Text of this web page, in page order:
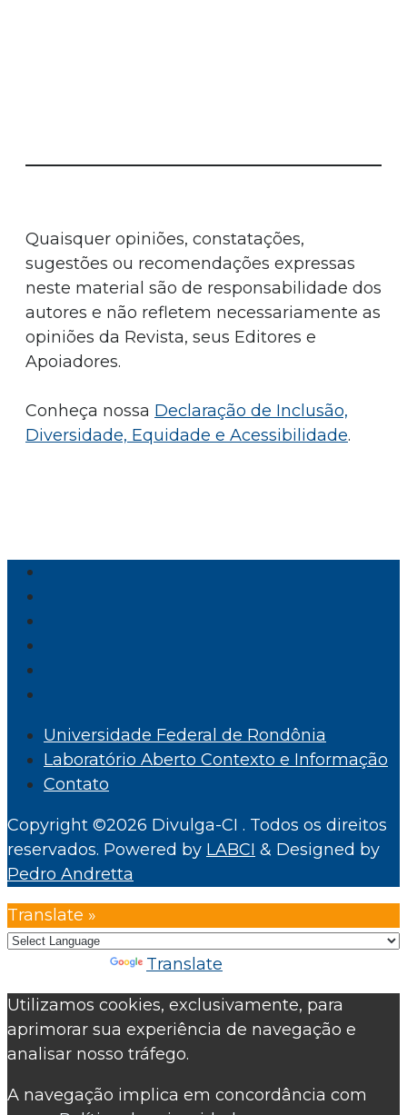
Quaisquer opiniões, constatações,
sugestões ou recomendações expressas
neste material são de responsabilidade dos
autores e não refletem necessariamente as
opiniões da Revista, seus Editores e
Apoiadores.
Conheça nossa Declaração de Inclusão,
Diversidade, Equidade e Acessibilidade.
Universidade Federal de Rondônia
Laboratório Aberto Contexto e Informação
Contato
Copyright ©2026 Divulga-CI . Todos os direitos
reservados. Powered by LABCI & Designed by
Pedro Andretta
Translate »
Translate
Utilizamos cookies, exclusivamente, para
aprimorar sua experiência de navegação e
analisar nosso tráfego.
A navegação implica em concordância com